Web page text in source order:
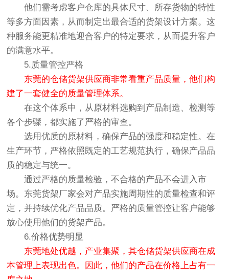
他们需考虑客户仓库的具体尺寸、所存货物的特性
等多方面因素，从而制定出最合适的货架设计方案。这
种服务能更精准地迎合客户的特定要求，从而提升客户
的满意水平。
5.质量管控严格
东莞的仓储货架供应商非常看重产品质量，他们构
建了一套健全的质量管理体系。
在这个体系中，从原材料选购到产品制造、检测等
各个步骤，都实施了严格的审查。
选用优质的原材料，确保产品的强度和稳定性。在
生产环节，严格依照既定的工艺规范执行，确保产品品
质的稳定与统一。
通过严格的质量检验，不合格的产品不会进入市
场。东莞货架厂家会对产品实施周期性的质量检查和评
定，并持续优化产品品质。严格的质量管控让客户能够
放心使用他们的货架产品。
6.价格优势明显
东莞地处优越，产业集聚，其仓储货架供应商在成
本管理上表现出色。因此，他们的产品在价格上占有一